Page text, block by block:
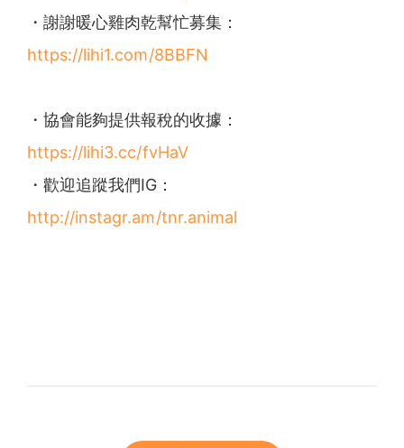
・謝謝暖心雞肉乾幫忙募集：
https://lihi1.com/8BBFN
・協會能夠提供報稅的收據：
https://lihi3.cc/fvHaV
・歡迎追蹤我們IG：
http://instagr.am/tnr.animal